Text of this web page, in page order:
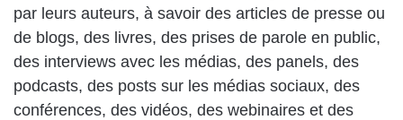
par leurs auteurs, à savoir des articles de presse ou
de blogs, des livres, des prises de parole en public,
des interviews avec les médias, des panels, des
podcasts, des posts sur les médias sociaux, des
conférences, des vidéos, des webinaires et des